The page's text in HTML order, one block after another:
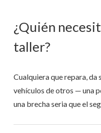
¿Quién
taller?
Cualquiera que repara, da
vehículos de otros — una
una brecha seria que el